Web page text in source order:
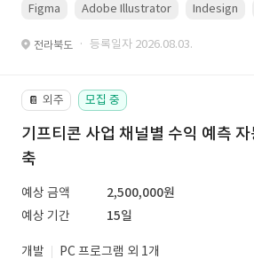
Figma Adobe Illustrator Indesign
전라북도 · 등록일자 2026.08.03.
📔 외주 모집 중
기프티콘 사업 채널별 수익 예측
축
예상 금액
2,500,000원
예상 기간
15일
개발
PC 프로그램 외 1개